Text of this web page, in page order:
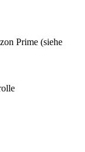
Prime (siehe